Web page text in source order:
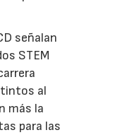
señalan
STEM
al
más la
para las